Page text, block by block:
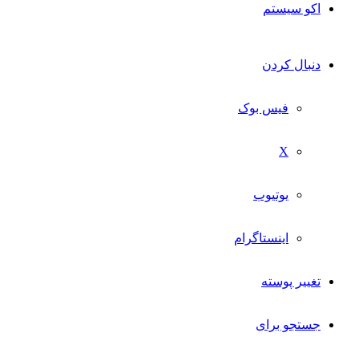
اکو سیستم
دنبال کردن
فیس بوک
X
یوتیوب
اینستاگرام
تغییر پوسته
جستجو برای